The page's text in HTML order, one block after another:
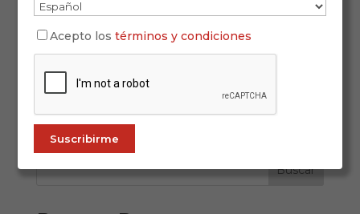
La exposición fotográfica “Guitarristas de La Isla”
muestra a 29 guitarristas de San Fernando a
través de la cámara de Juan Antonio Sánchez
Bernal. Desde el 21 de noviembre al 14 enero, la
exposición fotográfica “Guitarristas de La Isla”
Buscar
Acepto lostérminos y condiciones